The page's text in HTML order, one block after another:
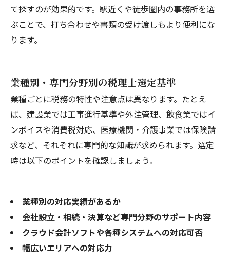
て探すのが効果的です。駅近くや徒歩圏内の事務所を選
ぶことで、打ち合わせや書類の受け渡しもより便利にな
ります。
業種別・専門分野別の税理士選定基準
業種ごとに税務の特性や注意点は異なります。たとえ
ば、建設業では工事進行基準や外注管理、飲食業ではイ
ンボイスや消費税対応、医療機関・介護事業では保険請
求など、それぞれに専門的な知識が求められます。選定
時は以下のポイントを確認しましょう。
業種別の対応実績があるか
会社設立・相続・決算など専門分野のサポート内容
クラウド会計ソフトや各種システムへの対応可否
幅広いエリアへの対応力